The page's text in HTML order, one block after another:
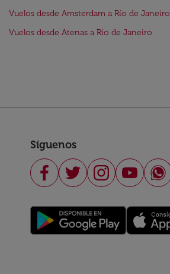
Vuelos desde Amsterdam a Río de Janeiro
Vuelos desde Atenas a Río de Janeiro
Síguenos